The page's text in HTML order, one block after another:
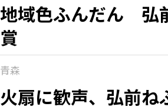
地域色ふんだん 弘
賞
青森
火扇に歓声、弘前ね